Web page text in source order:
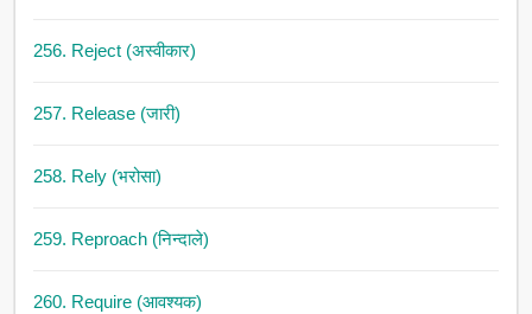
256. Reject (अस्वीकार)
257. Release (जारी)
258. Rely (भरोसा)
259. Reproach (निन्दाले)
260. Require (आवश्यक)